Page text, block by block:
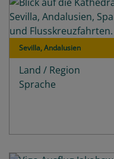
Sevilla, Andalusien
Land / Region
Sprache